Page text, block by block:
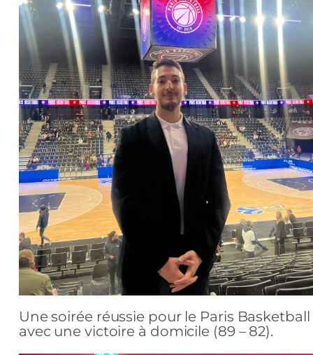
Une soirée réussie pour le Paris Basketball
avec une victoire à domicile (89 – 82).